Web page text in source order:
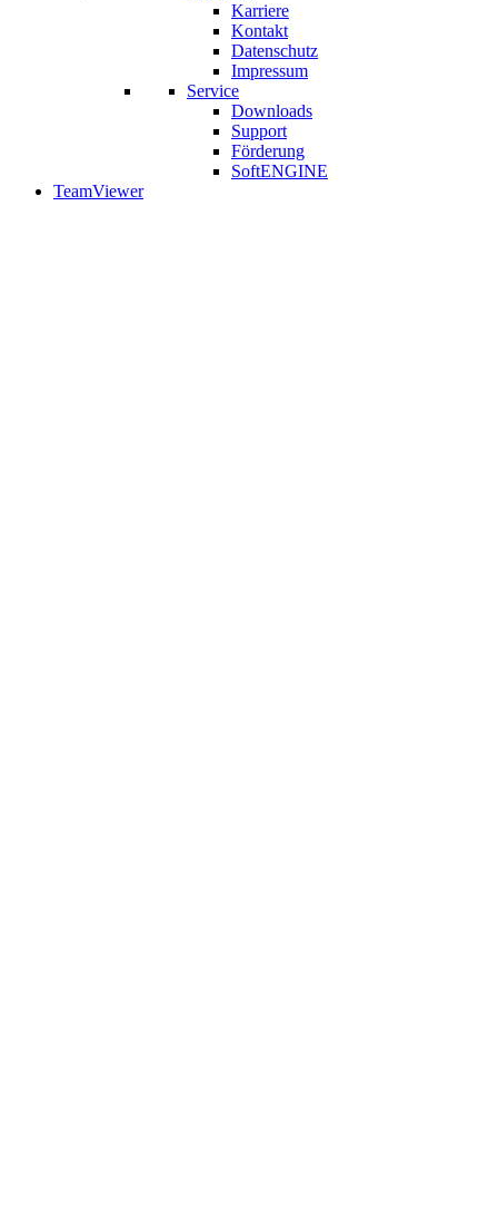
Karriere
Kontakt
Datenschutz
Impressum
Service
Downloads
Support
Förderung
SoftENGINE
TeamViewer